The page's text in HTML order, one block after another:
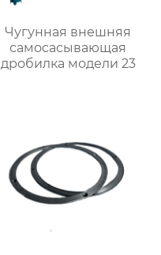
Чугунная внешняя
самоcасывающая
дробилка модели 23